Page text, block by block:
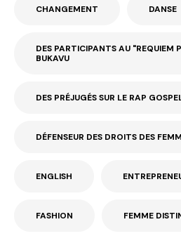
CHANGEMENT DANSE
DES PARTICIPANTS AU "REQUIEM
BUKAVU
DES PRÉJUGÉS SUR LE RAP
DÉFENSEUR DES DROITS DES
ENGLISH
FASHION FEMME